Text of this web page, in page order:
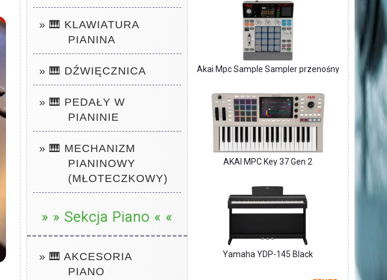
» 🎹 KLAWIATURA
PIANINA
» 🎹 DŹWIĘCZNICA
» 🎹 PEDAŁY W
PIANINIE
» 🎹 MECHANIZM
PIANINOWY
(MŁOTECZKOWY)
» » Sekcja Piano « «
» 🎹 AKCESORIA
PIANO
Akai Mpc Sample Sampler przenośny
AKAI MPC Key 37 Gen 2
Yamaha YDP-145 Black